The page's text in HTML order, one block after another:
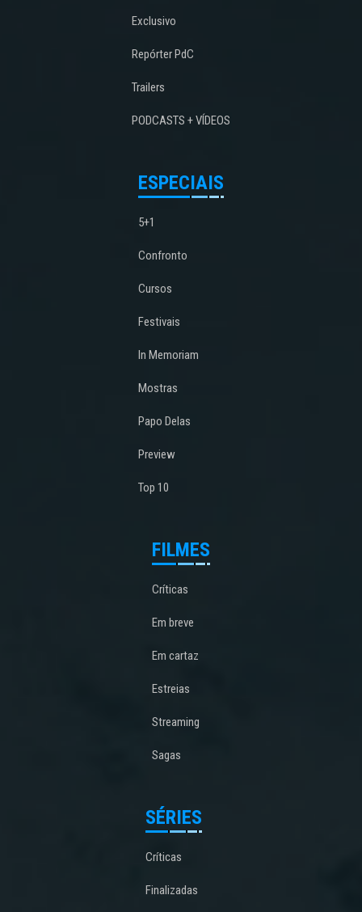
Exclusivo
Repórter PdC
Trailers
PODCASTS + VÍDEOS
ESPECIAIS
5+1
Confronto
Cursos
Festivais
In Memoriam
Mostras
Papo Delas
Preview
Top 10
FILMES
Críticas
Em breve
Em cartaz
Estreias
Streaming
Sagas
SÉRIES
Críticas
Finalizadas